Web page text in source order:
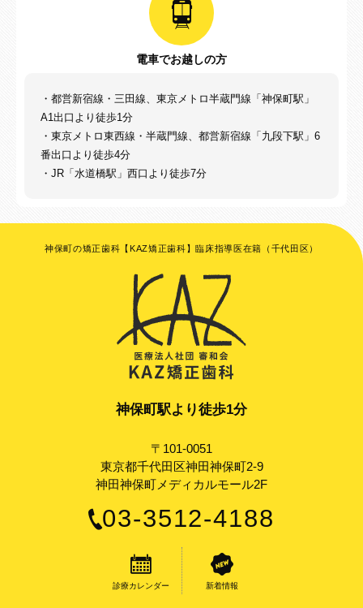
電車でお越しの方
・都営新宿線・三田線、東京メトロ半蔵門線「神保町駅」
A1出口より徒歩1分
・東京メトロ東西線・半蔵門線、都営新宿線「九段下駅」6
番出口より徒歩4分
・JR「水道橋駅」西口より徒歩7分
神保町の矯正歯科【KAZ矯正歯科】臨床指導医在籍（千代田区）
神保町駅より徒歩1分
〒101-0051
東京都千代田区神田神保町2-9
神田神保町メディカルモール2F
03-3512-4188
診療カレンダー 新着情報